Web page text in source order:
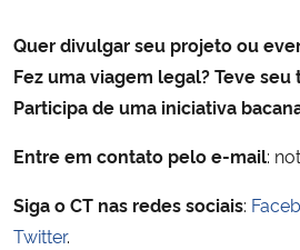
Quer divulgar seu projeto ou
Fez uma viagem legal? Teve
Participa de uma iniciativa
Entre em contato pelo e-mail:
Siga o CT nas redes sociais:
Twitter.